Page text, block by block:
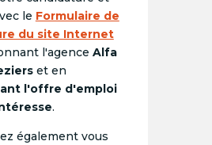
le Formulaire de
du site Internet
l'agence Alfa
et en
l'offre d'emploi
.
également vous